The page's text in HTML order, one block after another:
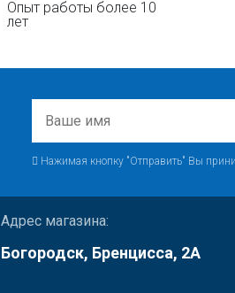
Опыт работы более 10
лет
Нажимая кнопку "Отправить" Вы
Адрес магазина:
Богородск, Бренцисса, 2А